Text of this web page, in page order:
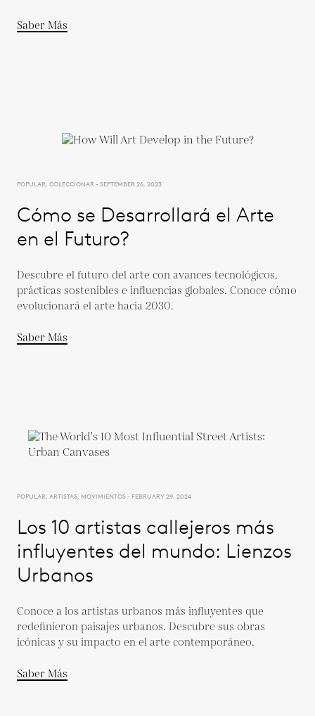
Saber Más
POPULAR, COLECCIONAR - SEPTEMBER 26, 2023
Cómo se Desarrollará el Arte
en el Futuro?
Descubre el futuro del arte con avances tecnológicos,
prácticas sostenibles e influencias globales. Conoce cómo
evolucionará el arte hacia 2030.
Saber Más
POPULAR, ARTISTAS, MOVIMIENTOS - FEBRUARY 29, 2024
Los 10 artistas callejeros más
influyentes del mundo: Lienzos
Urbanos
Conoce a los artistas urbanos más influyentes que
redefinieron paisajes urbanos. Descubre sus obras
icónicas y su impacto en el arte contemporáneo.
Saber Más